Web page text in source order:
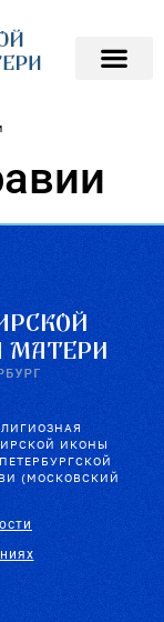
ИКОНЫ
(МОСКОВСКИЙ